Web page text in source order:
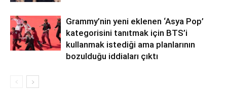
Grammy’nin yeni eklenen ‘Asya Pop’
kategorisini tanıtmak için BTS’i
kullanmak istediği ama planlarının
bozulduğu iddiaları çıktı